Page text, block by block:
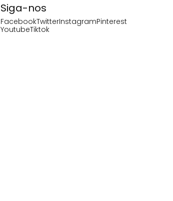
Siga-nos
FacebookTwitterInstagramPinterest
YoutubeTiktok